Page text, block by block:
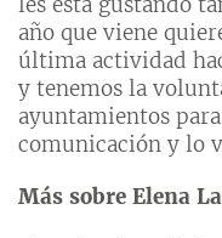
año que viene
última actividad
y tenemos la
ayuntamientos
comunicación y lo
Más sobre Elena